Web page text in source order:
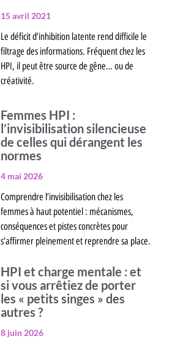
15 avril 2021
Le déficit d’inhibition latente rend difficile le
filtrage des informations. Fréquent chez les
HPI, il peut être source de gêne… ou de
créativité.
Femmes HPI :
l’invisibilisation silencieuse
de celles qui dérangent les
normes
4 mai 2026
Comprendre l’invisibilisation chez les
femmes à haut potentiel : mécanismes,
conséquences et pistes concrètes pour
s’affirmer pleinement et reprendre sa place.
HPI et charge mentale : et
si vous arrêtiez de porter
les « petits singes » des
autres ?
8 juin 2026